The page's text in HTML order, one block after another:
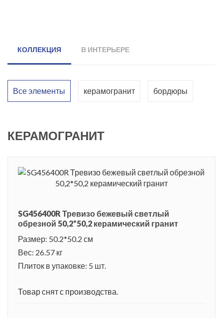
КОЛЛЕКЦИЯ В ИНТЕРЬЕРЕ
Все элементы керамогранит бордюры
КЕРАМОГРАНИТ
SG456400R Тревизо бежевый светлый
обрезной 50,2*50,2 керамический гранит
Размер: 50.2*50.2 см
Вес: 26.57 кг
Плиток в упаковке: 5 шт.
Товар снят с производства.